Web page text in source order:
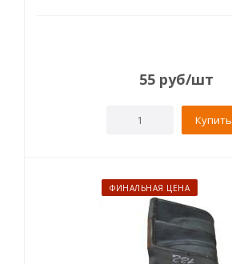
55 руб/шт
Купить
ФИНАЛЬНАЯ ЦЕНА